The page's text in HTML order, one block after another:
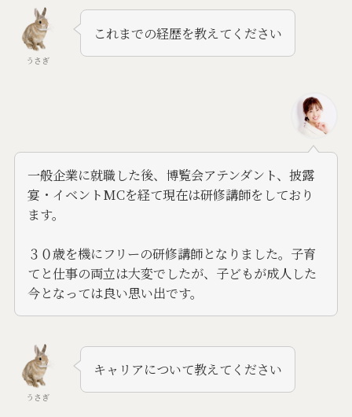
うさぎ
これまでの経歴を教えてください
一般企業に就職した後、博覧会アテンダント、披露
宴・イベントMCを経て現在は研修講師をしており
ます。
３０歳を機にフリーの研修講師となりました。子育
てと仕事の両立は大変でしたが、子どもが成人した
今となっては良い思い出です。
うさぎ
キャリアについて教えてください